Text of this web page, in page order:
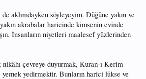
aklımdayken söyleyeyim. Düğüne yakın ve
akrabalar haricinde kimsenin evinde
İnsanların niyetleri maalesef yüzlerinden
nikâhı çevreye duyurmak, Kuran-ı Kerim
yedirmektir. Bunların harici lükse ve